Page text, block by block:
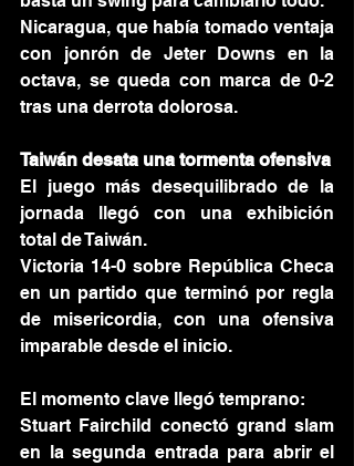
Nicaragua, que había tomado ventaja
con jonrón de Jeter Downs en la
octava, se queda con marca de 0-2
tras una derrota dolorosa.
Taiwán desata una tormenta ofensiva
El juego más desequilibrado de la
jornada llegó con una exhibición
total de Taiwán.
Victoria 14-0 sobre República Checa
en un partido que terminó por regla
de misericordia, con una ofensiva
imparable desde el inicio.
El momento clave llegó temprano:
Stuart Fairchild conectó grand slam
en la segunda entrada para abrir el